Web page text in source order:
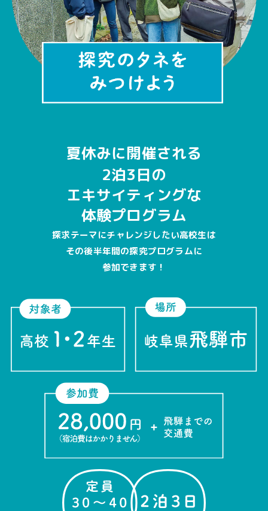
夏休みに開催される
2泊3日の
エキサイティングな
体験プログラム
探求テーマにチャレンジしたい高校生は
その後半年間の探究プログラムに
参加できます！